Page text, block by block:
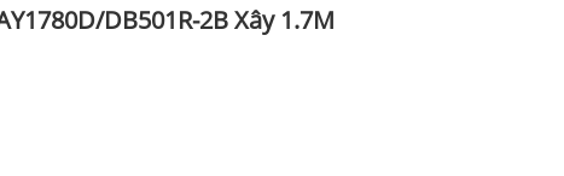
DB501R-2B Xây 1.7M